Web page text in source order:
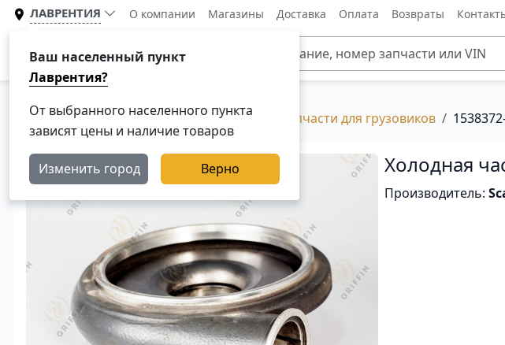
ЛАВРЕНТИЯ
Ваш населенный пункт
Лаврентия?
От выбранного населенного пункта
зависят цены и наличие товаров
Изменить город Верно
О компании Магазины Доставка Оплата Возвраты
Каталог
Главная Каталог Разборка Скания, Б/У запчасти для грузовиков
Холодная
Производитель: